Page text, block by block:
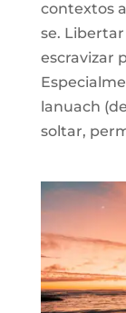
contextos
se.
escravizar
lanuach
soltar,